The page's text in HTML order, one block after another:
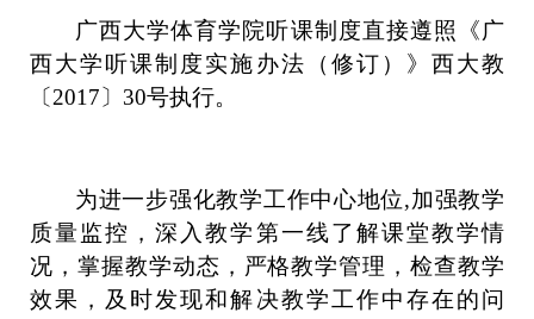
广西大学体育学院听课制度直接遵照《广
西大学听课制度实施办法（修订）》西大教
〔 2017〕30号执行。
为进一步强化教学工作中心地位,加强教学
质量监控，深入教学第一线了解课堂教学情
况，掌握教学动态，严格教学管理，检查教学
效果，及时发现和解决教学工作中存在的问